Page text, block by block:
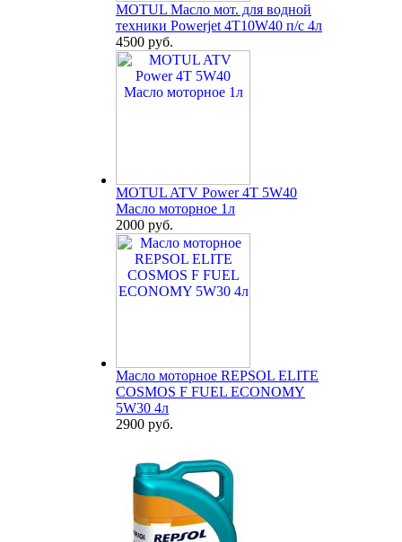
MOTUL Масло мот. для водной
техники Powerjet 4T10W40 п/с 4л
4500 руб.
MOTUL ATV Power 4T 5W40
Масло моторное 1л
2000 руб.
Масло моторное REPSOL ELITE
COSMOS F FUEL ECONOMY
5W30 4л
2900 руб.